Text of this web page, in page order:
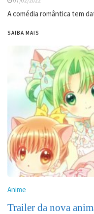
A comédia romântica tem
SAIBA MAIS
Anime
Trailer da nova